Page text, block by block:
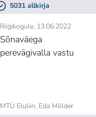
5031 allkirja
Riigikogule 13.06.2022
Sõnaväega
perevägivalla vastu
MTÜ Eluliin, Eda Mölder